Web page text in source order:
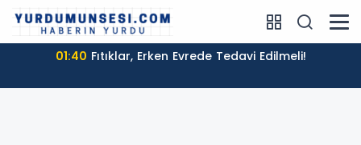
01:40 Fıtıklar, Erken Evrede Tedavi Edilmeli!